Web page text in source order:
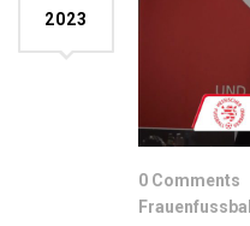
2023
0 Comments
Frauenfussball